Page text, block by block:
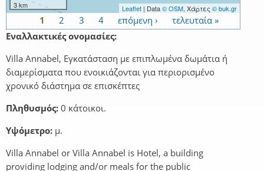
3 km Leaflet | Data© OSM, Χάρτες© buk.gr
Σελίδες
1 2 3 4 επόμενη ›
τελευταία »
Εναλλακτικές ονομασίες:
Villa Annabel, Εγκατάσταση με επιπλωμένα δωμάτια ή
διαμερίσματα που ενοικιάζονται για περιορισμένο
χρονικό διάστημα σε επισκέπτες
Πληθυσμός: 0 κάτοικοι.
Υψόμετρο: μ.
Villa Annabel or Villa Annabel is Hotel, a building
providing lodging and/or meals for the public